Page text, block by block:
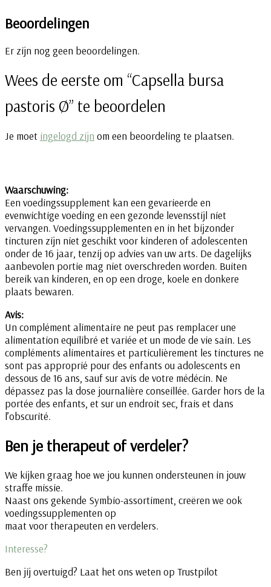
Beoordelingen
Er zijn nog geen beoordelingen.
Wees de eerste om “Capsella bursa
pastoris Ø” te beoordelen
Je moet ingelogd zijn om een beoordeling te plaatsen.
Waarschuwing:
Een voedingssupplement kan een gevarieerde en
evenwichtige voeding en een gezonde levensstijl niet
vervangen. Voedingssupplementen en in het bijzonder
tincturen zijn niet geschikt voor kinderen of adolescenten
onder de 16 jaar, tenzij op advies van uw arts. De dagelijks
aanbevolen portie mag niet overschreden worden. Buiten
bereik van kinderen, en op een droge, koele en donkere
plaats bewaren.
Avis:
Un complément alimentaire ne peut pas remplacer une
alimentation equilibré et variée et un mode de vie sain. Les
compléments alimentaires et particulièrement les tinctures ne
sont pas approprié pour des enfants ou adolescents en
dessous de 16 ans, sauf sur avis de votre médécin. Ne
dépassez pas la dose journalière conseillée. Garder hors de la
portée des enfants, et sur un endroit sec, frais et dans
l’obscurité.
Ben je therapeut of verdeler?
We kijken graag hoe we jou kunnen ondersteunen in jouw
straffe missie.
Naast ons gekende Symbio-assortiment, creëren we ook
voedingssupplementen op
maat voor therapeuten en verdelers.
Interesse?
Ben jij overtuigd? Laat het ons weten op Trustpilot